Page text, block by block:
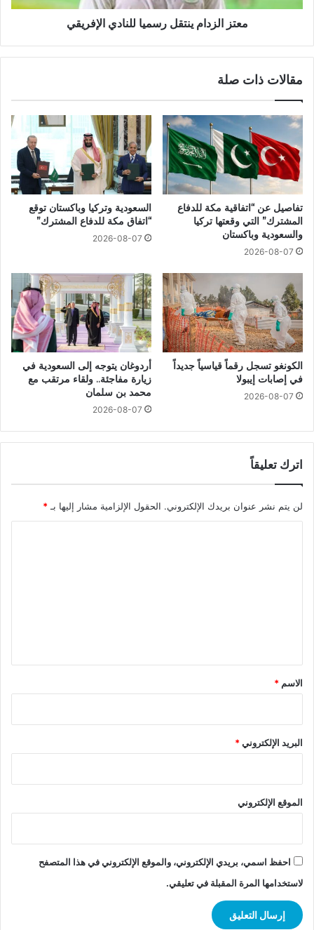
معتز الزدام ينتقل رسميا للنادي الإفريقي
مقالات ذات صلة
تفاصيل عن “اتفاقية مكة للدفاع
المشترك” التي وقعتها تركيا
والسعودية وباكستان
2026-08-07
السعودية وتركيا وباكستان توقع
“اتفاق مكة للدفاع المشترك”
2026-08-07
الكونغو تسجل رقماً قياسياً جديداً
في إصابات إيبولا
2026-08-07
أردوغان يتوجه إلى السعودية في
زيارة مفاجئة.. ولقاء مرتقب مع
محمد بن سلمان
2026-08-07
اترك تعليقاً
لن يتم نشر عنوان بريدك الإلكتروني. الحقول الإلزامية مشار إليها بـ *
*
الاسم *
البريد الإلكتروني*
الموقع الإلكتروني
احفظ اسمي، بريدي الإلكتروني، والموقع الإلكتروني في هذا المتصفح
لاستخدامها المرة المقبلة في تعليقي.